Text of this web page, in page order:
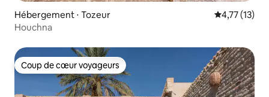
Hébergement ⋅ Tozeur Évaluation
4,77 (13)
Houchna
Coup de cœur voyageurs
Coup de cœur voyageurs